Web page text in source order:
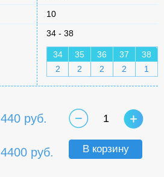
10
34 - 38
34 35 36 37
38
2
2 2 2 1
440 руб.
4400 руб.
1
В корзину